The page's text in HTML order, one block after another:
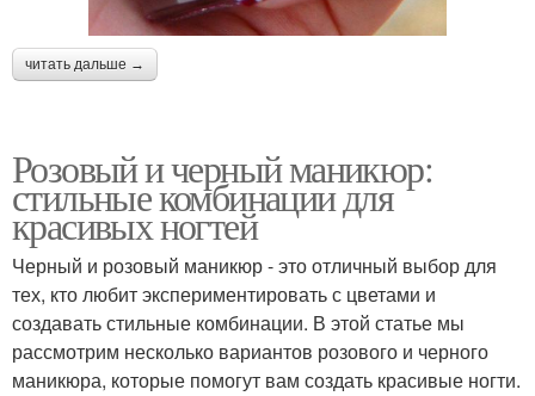
читать дальше →
Розовый и черный маникюр:
стильные комбинации для
красивых ногтей
Черный и розовый маникюр - это отличный выбор для
тех, кто любит экспериментировать с цветами и
создавать стильные комбинации. В этой статье мы
рассмотрим несколько вариантов розового и черного
маникюра, которые помогут вам создать красивые ногти.